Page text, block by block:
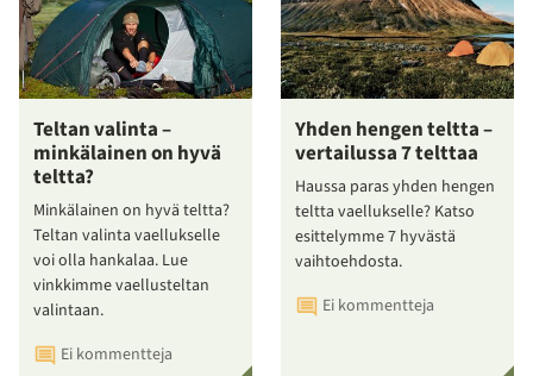
Teltan valinta –
minkälainen on hyvä
teltta?
Minkälainen on hyvä teltta?
Teltan valinta vaellukselle
voi olla hankalaa. Lue
vinkkimme vaellusteltan
valintaan.
Ei kommentteja
Yhden hengen teltta –
vertailussa 7 telttaa
Haussa paras yhden hengen
teltta vaellukselle? Katso
esittelymme 7 hyvästä
vaihtoehdosta.
Ei kommentteja